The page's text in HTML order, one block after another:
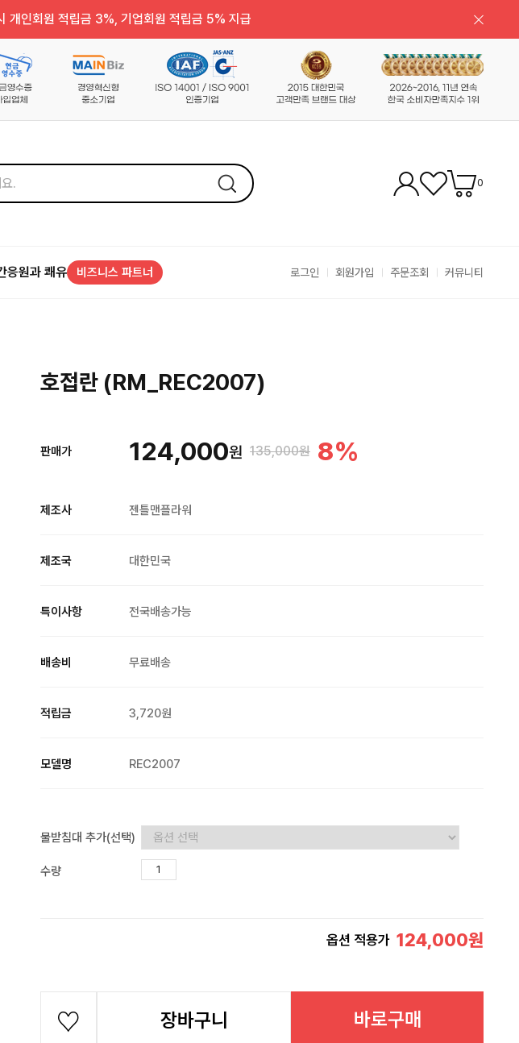
인회원 적립금 3%, 기업회원 적립금 5% 지급
0
응원과 쾌유 비즈니스 파트너 로그인 회원가입 주문조회 커뮤니티
호접란 (RM_REC2007)
판매가 124,000원 135,000원 8%
제조사 젠틀맨플라워
제조국 대한민국
특이사항 전국배송가능
배송비 무료배송
적립금 3,720원
모델명 REC2007
물받침대 추가(선택)
수량
옵션 적용가 124,000원
장바구니 바로구매